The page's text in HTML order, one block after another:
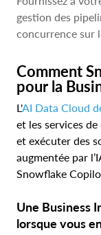
gestion des
concurrence sur
Comment
pour la
L'AI Data Cloud
et les services de
et exécuter des
augmentée par
Snowflake
Une Business
lorsque vous